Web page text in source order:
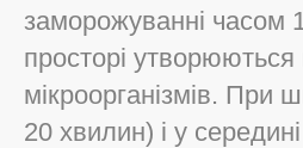
заморожуванні часом
просторі
мікроорганізмів. При
20 хвилин) і у